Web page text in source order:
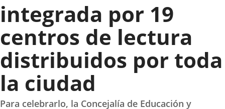
integrada por 19
centros de lectura
distribuidos por toda
la ciudad
Para celebrarlo, la Concejalía de Educación y